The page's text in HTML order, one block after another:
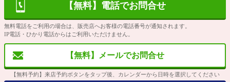
【無料】電話でお問合せ
無料電話をご利用の場合は、販売店へお客様の電話番号が通知されます。
IP電話・ひかり電話からはご利用いただけません。
【無料】メールでお問合せ
【無料予約】来店予約ボタンをタップ後、カレンダーから日時を選択してください